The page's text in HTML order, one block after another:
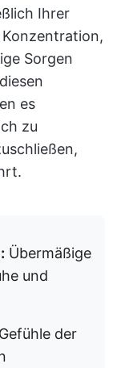
Ihrer
Sorgen
es
zu
Übermäßige
und
Gefühle der